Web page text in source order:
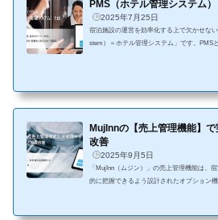
PMS（ホテル管理システム
2025年7月25日
宿泊施設の運営を効率化する上で欠かせな
stem）＝ホテル管理システム」です。PMS
年、以下のような理由からPMSの重要性...
MujInnの【売上管理機能】
改善
2025年9月5日
「MujInn（ムジン）」の売上管理機能は、
的に把握できるよう設計されたオプション